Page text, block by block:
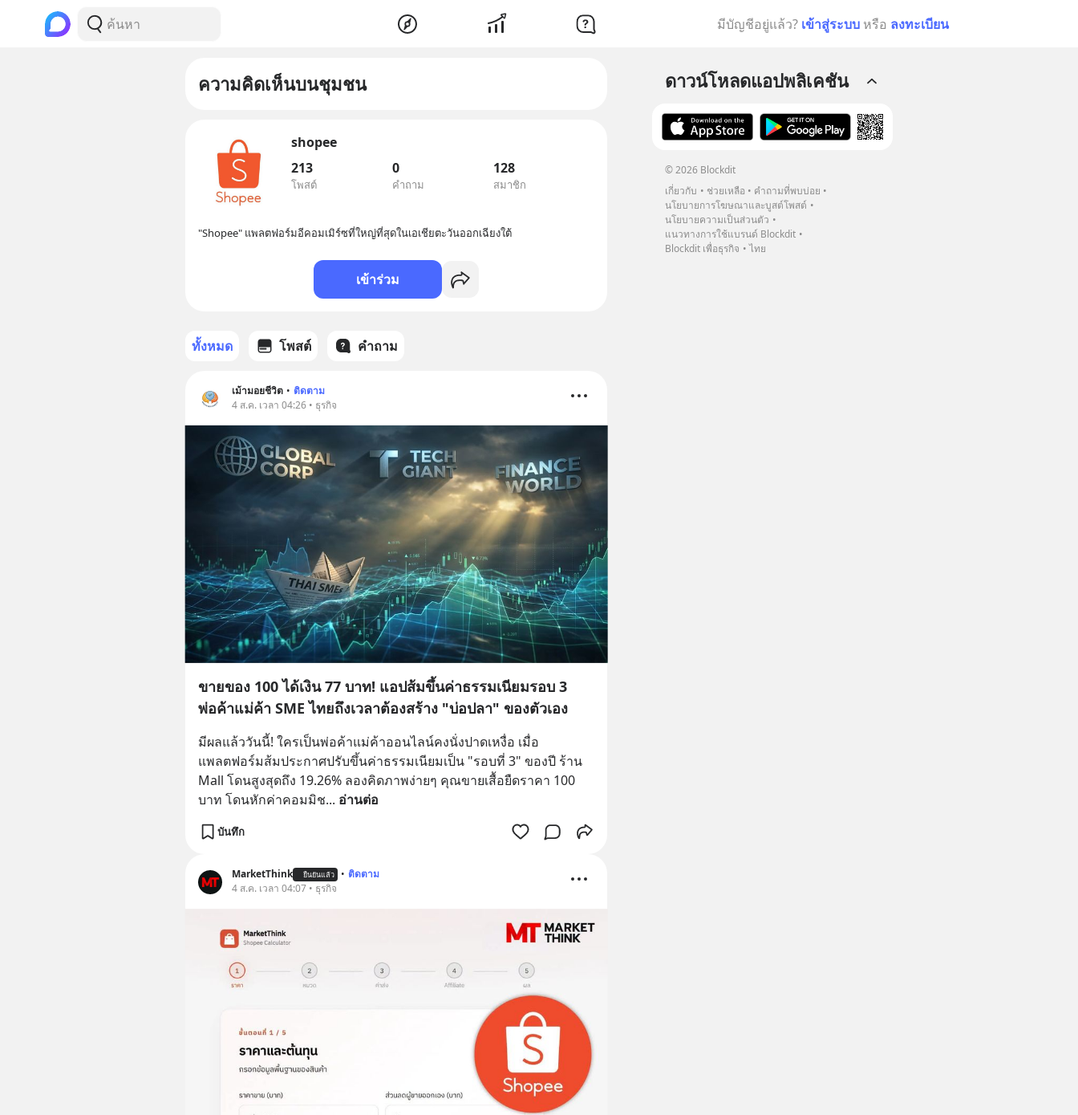
มีบัญชีอยู่แล้ว? เข้าสู่ระบบ หรือ ลงทะเบียน
ความคิดเห็นบนชุมชน
shopee
213
โพสต์
0
คำถาม
128
สมาชิก
"Shopee" แพลตฟอร์มอีคอมเมิร์ซที่ใหญ่ที่สุดในเอเชียตะวันออกเฉียงใต้
เข้าร่วม
ทั้งหมด โพสต์ คำถาม
เม้ามอยชีวิต • ติดตาม
4 ส.ค. เวลา 04:26 • ธุรกิจ
ขายของ 100 ได้เงิน 77 บาท! แอปส้มขึ้นค่าธรรมเนียมรอบ 3
พ่อค้าแม่ค้า SME ไทยถึงเวลาต้องสร้าง "บ่อปลา" ของตัวเอง
มีผลแล้ววันนี้! ใครเป็นพ่อค้าแม่ค้าออนไลน์คงนั่งปาดเหงื่อ เมื่อ
แพลตฟอร์มส้มประกาศปรับขึ้นค่าธรรมเนียมเป็น "รอบที่ 3" ของปี ร้าน
Mall โดนสูงสุดถึง 19.26% ลองคิดภาพง่ายๆ คุณขายเสื้อยืดราคา 100
บาท โดนหักค่าคอมมิช... อ่านต่อ
บันทึก
MarketThink ยืนยันแล้ว • ติดตาม
4 ส.ค. เวลา 04:07 • ธุรกิจ
ดาวน์โหลดแอปพลิเคชัน
© 2026 Blockdit
เกี่ยวกับ
ช่วยเหลือ
คำถามที่พบบ่อย
นโยบายการโฆษณาและบูสต์โพสต์
นโยบายความเป็นส่วนตัว
แนวทางการใช้แบรนด์ Blockdit
Blockdit เพื่อธุรกิจ
ไทย